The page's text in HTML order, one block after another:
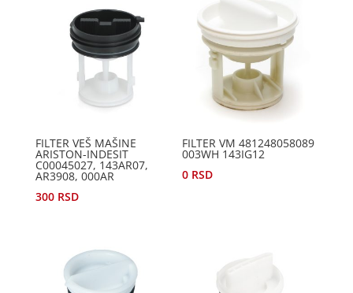
FILTER VEŠ MAŠINE
ARISTON-INDESIT
C00045027, 143AR07,
AR3908, 000AR
300 RSD
FILTER VM 481248058089
003WH 143IG12
0 RSD